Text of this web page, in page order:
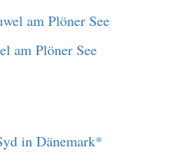
am Plöner See